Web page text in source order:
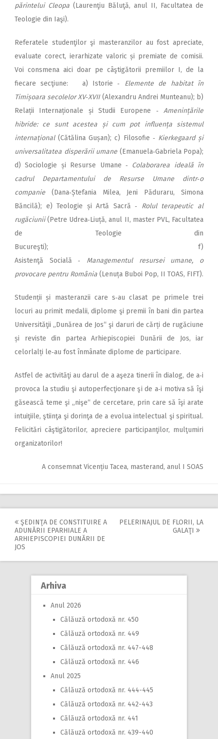
părintelui Cleopa (Laurenţiu Băluţă, anul II, Facultatea de
Teologie din Iaşi).
Referatele studenţilor şi masteranzilor au fost apreciate,
evaluate corect, ierarhizate valoric și premiate de comisii.
Voi consmena aici doar pe câştigătorii premiilor I, de la
fiecare secţiune: a) Istorie ‑ Elemente de habitat în
Timișoara secolelor XV‑XVII(Alexandru Andrei Munteanu); b)
Relații Internaționale și Studii Europene ‑ Amenințările
hibride: ce sunt acestea și cum pot influența sistemul
internațional(Cătălina Gușan); c) Filosofie ‑ Kierkegaard și
universalitatea disperării umane (Emanuela‑Gabriela Popa);
d) Sociologie și Resurse Umane ‑ Colaborarea ideală în
cadrul Departamentului de Resurse Umane dintr‑o
companie (Dana‑Ștefania Milea, Jeni Păduraru, Simona
Băncilă); e) Teologie și Artă Sacră ‑ Rolul terapeutic al
rugăciunii(Petre Udrea‑Liuță, anul II, master PVL, Facultatea
de Teologie din
Bucureşti); f)
Asistenţă Socială ‑ Managementul resursei umane, o
provocare pentru România (Lenuța Buboi Pop, II TOAS, FIFT).
Studenții și masteranzii care s‑au clasat pe primele trei
locuri au primit medalii, diplome şi premii în bani din partea
Universităţii „Dunărea de Jos“ şi daruri de cărți de rugăciune
și reviste din partea Arhiepiscopiei Dunării de Jos, iar
celorlalți le‑au fost înmânate diplome de participare.
Astfel de activităţi au darul de a aşeza tinerii în dialog, de a‑i
provoca la studiu şi autoperfecţionare şi de a‑i motiva să îşi
găsească teme şi „nişe“ de cercetare, prin care să îşi arate
intuiţiile, ştiinţa şi dorinţa de a evolua intelectual şi spiritual.
Felicitări câştigătorilor, apreciere participanţilor, mulţumiri
organizatorilor!
A consemnat Vicențiu Tacea, masterand, anul I SOAS
Post
navigation
ŞEDINŢA DE CONSTITUIRE A
ADUNĂRII EPARHIALE A
ARHIEPISCOPIEI DUNĂRII DE
JOS
PELERINAJUL DE FLORII, LA
GALAŢI
Arhiva
Anul 2026
Călăuză ortodoxă nr. 450
Călăuză ortodoxă nr. 449
Călăuză ortodoxă nr. 447-448
Călăuză ortodoxă nr. 446
Anul 2025
Călăuză ortodoxă nr. 444-445
Călăuză ortodoxă nr. 442-443
Călăuză ortodoxă nr. 441
Călăuză ortodoxă nr. 439-440